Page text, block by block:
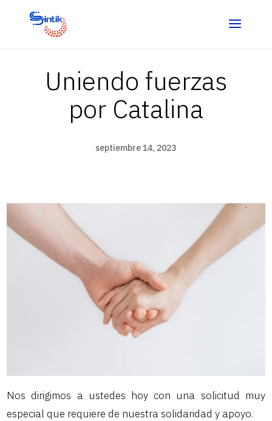
Uniendo fuerzas
por Catalina
septiembre 14, 2023
Nos dirigimos a ustedes hoy con una solicitud muy
especial que requiere de nuestra solidaridad y apoyo.